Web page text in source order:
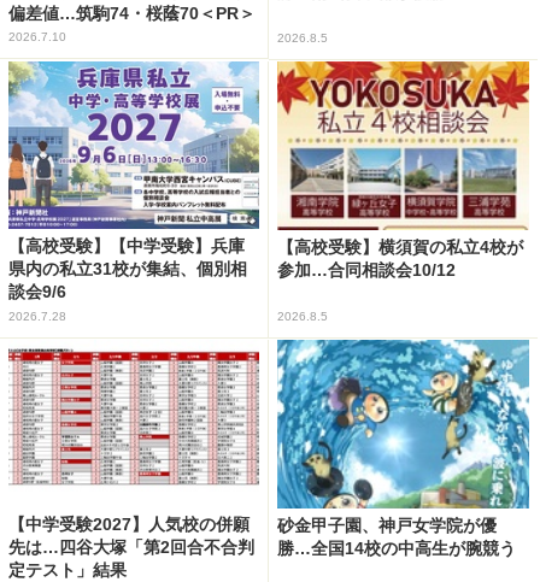
偏差値…筑駒74・桜蔭70＜PR＞
2026.7.10 2026.8.5
【高校受験】【中学受験】兵庫
県内の私立31校が集結、個別相
談会9/6
2026.7.28
【高校受験】横須賀の私立4校が
参加…合同相談会10/12
2026.8.5
【中学受験2027】人気校の併願
先は…四谷大塚「第2回合不合判
定テスト」結果
砂金甲子園、神戸女学院が優
勝…全国14校の中高生が腕競う